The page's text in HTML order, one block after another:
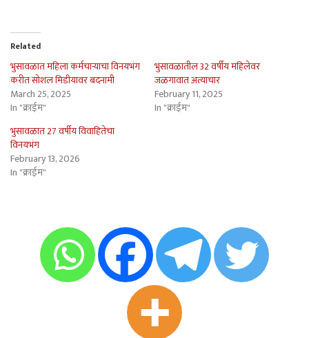
Related
भुसावळात महिला कर्मचार्‍याचा विनयभंग
करीत सोशल मिडीयावर बदनामी
March 25, 2025
In "क्राईम"
भुसावळातील 32 वर्षीय महिलेवर
जळगावात अत्याचार
February 11, 2025
In "क्राईम"
भुसावळात 27 वर्षीय विवाहितेचा
विनयभंग
February 13, 2026
In "क्राईम"